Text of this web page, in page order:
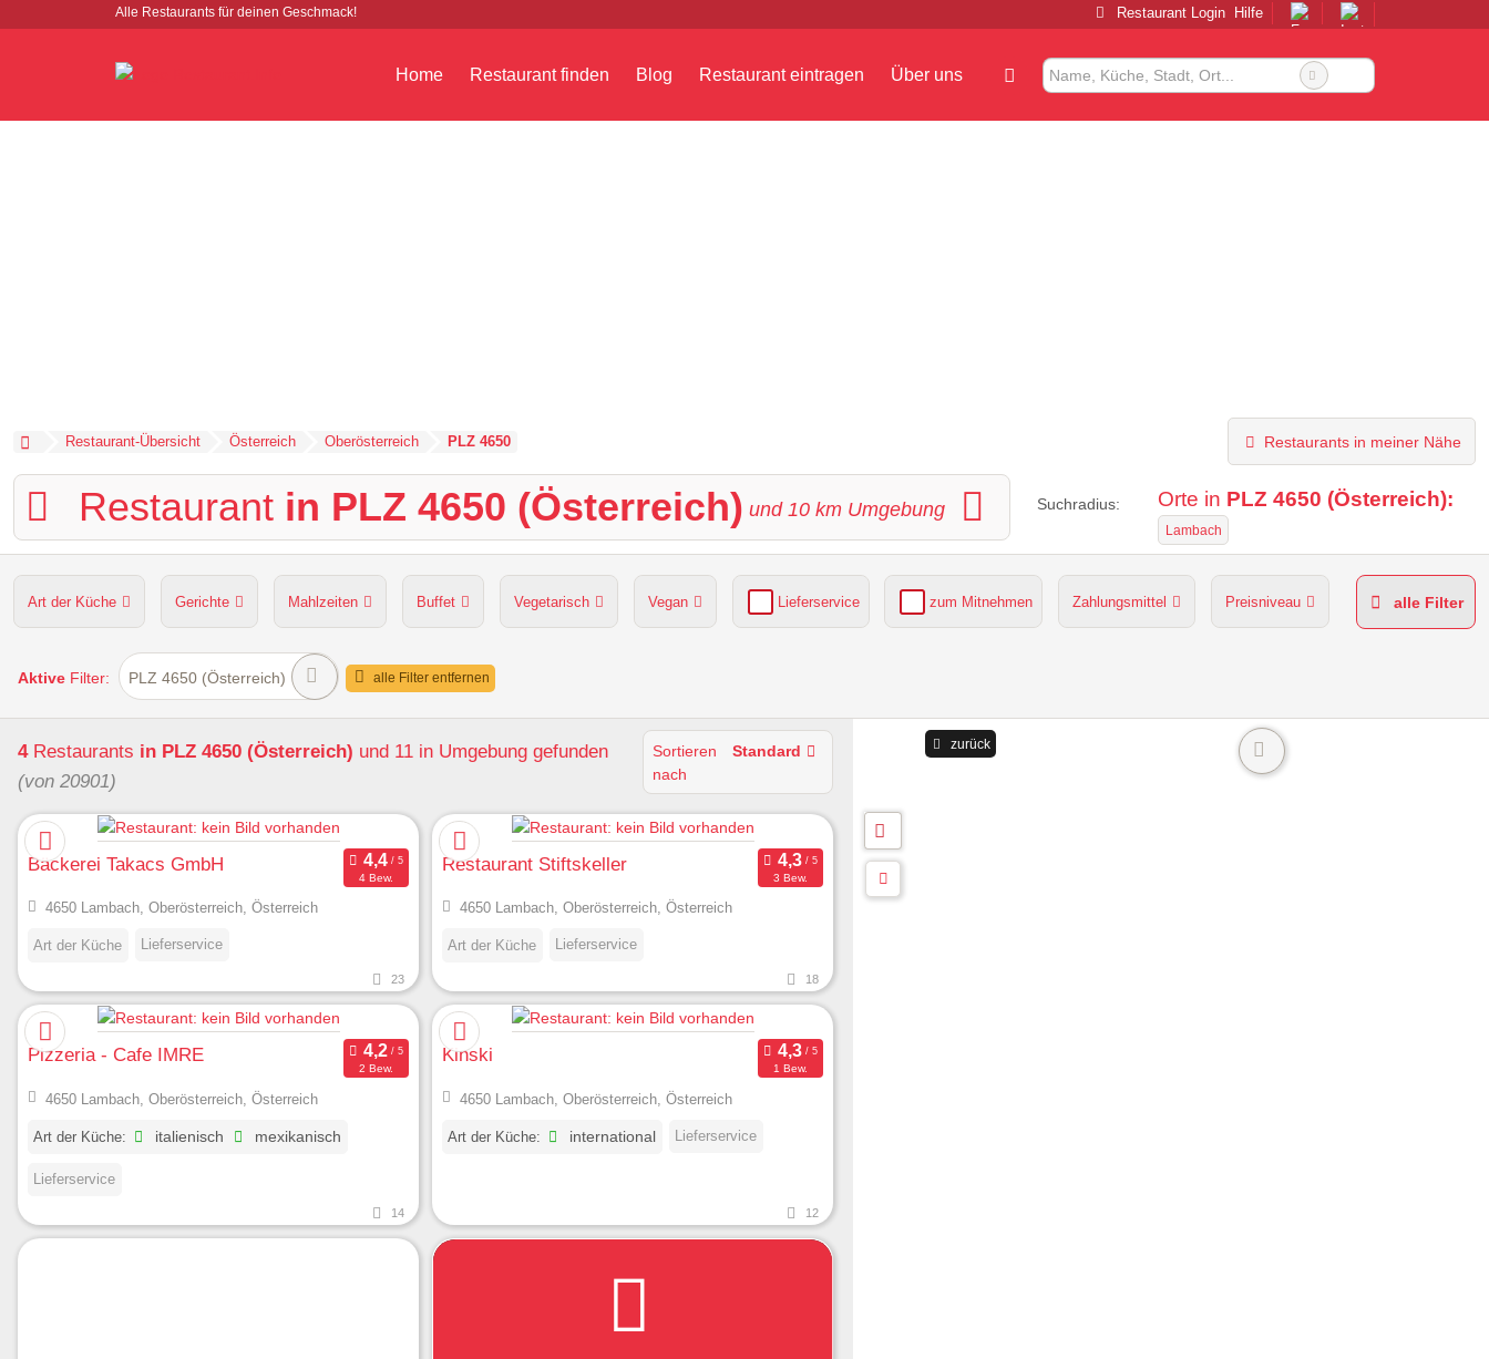
Alle Restaurants für deinen Geschmack! Restaurant Login Hilfe
Home Restaurant finden Blog Restaurant eintragen Über uns
Restaurant-Übersicht Österreich Oberösterreich PLZ 4650 Restaurants in meiner Nähe
Restaurant in PLZ 4650 (Österreich) und 10 km Umgebung Suchradius: Orte in PLZ 4650 (Österreich):
Lambach
Art der Küche Gerichte Mahlzeiten Buffet Vegetarisch Vegan Lieferservice zum Mitnehmen Zahlungsmittel Preisniveau
Hunde erlaubt Kapazität Sitzplätze im Freien
alle Filter
Aktive Filter: PLZ 4650 (Österreich) alle Filter entfernen
4Restaurants in PLZ 4650 (Österreich) und 11 in Umgebung gefunden
(von 20901)
Sortieren
nach
Standard
Bäckerei Takacs GmbH
4 Bew.
4650 Lambach, Oberösterreich, Österreich
Art der Küche Lieferservice
23
Restaurant Stiftskeller
3 Bew.
4650 Lambach, Oberösterreich, Österreich
Art der Küche Lieferservice
18
Pizzeria - Cafe IMRE
2 Bew.
4650 Lambach, Oberösterreich, Österreich
Art der Küche: italienisch mexikanisch
Lieferservice
14
Kinski
1 Bew.
4650 Lambach, Oberösterreich, Österreich
Art der Küche: international Lieferservice
12
zurück